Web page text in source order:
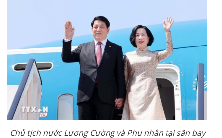
Chủ tịch nước Lương Cường và Phu nhân tại sân bay